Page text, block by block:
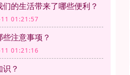
的生活带来了哪些便利？
01:21:57
注意事项？
01:21:16
？